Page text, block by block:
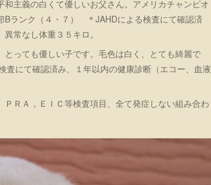
主義の白くて優しいお父さん。アメリカチャンピオ
Bランク（４・７） ＊JAHDによる検査にて確認済
常なし体重３５キロ。
っても優しい子です。毛色は白く、とても綺麗で
査にて確認済み、１年以内の健康診断（エコー、血液
ＲＡ，ＥＩＣ等検査項目、全て発症しない組み合わ